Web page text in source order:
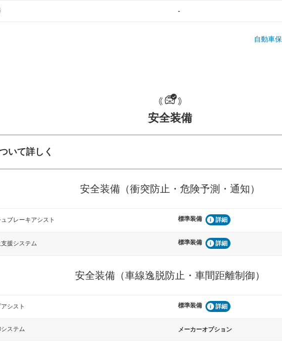
、タント、アルト など
ノア、セレナ、プリウス、カローラ、ステ
-
自動車
安全装備
いて詳しく
車や歩行者との衝突を回避するプリクラッシュブレ
アシスト、ABSなどが装備されています。
見えにくい場所に潜む
テムなどが装備されて
逸脱防止
シストなどが装備されています
車間距離制御
ブ・クルーズ・コント
をスムーズに行うためにインテリジェンスパーキン
万が一車体が衝撃を受
安全装備（衝突防止・危険予測・通知）
ブレーキアシスト 標準装備 詳細
援システム 標準装備 詳細
安全装備（車線逸脱防止・車間距離制御）
シスト 標準装備 詳細
ステム メーカーオプション